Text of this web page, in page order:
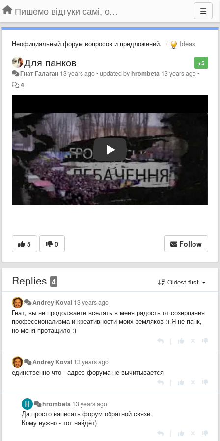
Пишемо відгуки самі, обговорюємо інші ідеї та пропозиції до Громадського Телебачення
Неофициальный форум вопросов и предложений. Ideas
+5
Для панков
Гнат Галаган 13 years ago•updated byhrombeta 13 years ago•
4
5 0 Follow
Replies 4 Oldest first
Andrey Koval 13 years ago
Гнат, вы не продолжаете вселять в меня радость от созерцания
профессионализма и креативности моих земляков :) Я не панк,
но меня протащило :)
Andrey Koval 13 years ago
единственно что - адрес форума не вычитывается
hrombeta 13 years ago
Да просто написать форум обратной связи.
Кому нужно - тот найдёт)